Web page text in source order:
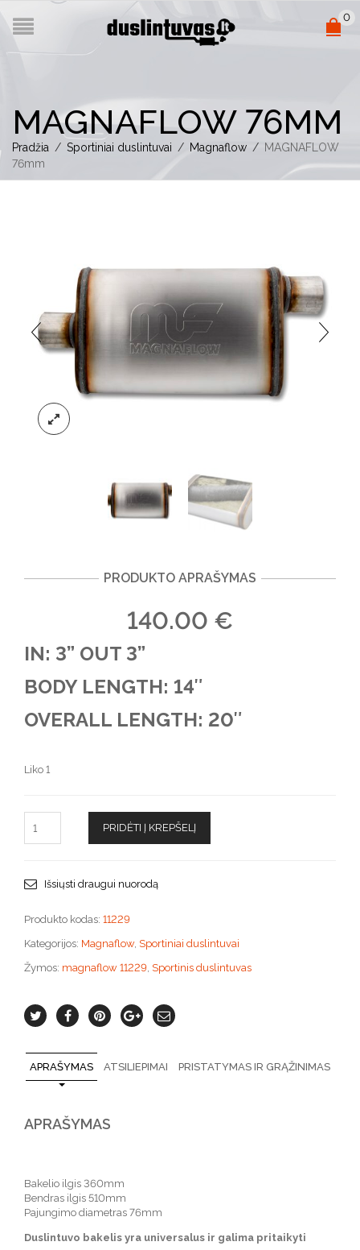
0
MAGNAFLOW 76MM
Pradžia / Sportiniai duslintuvai / Magnaflow / MAGNAFLOW
76mm
PRODUKTO APRAŠYMAS
140.00 €
IN: 3” OUT 3”
BODY LENGTH: 14″
OVERALL LENGTH: 20″
Liko 1
PRIDĖTI Į KREPŠELĮ
Išsiųsti draugui nuorodą
Produkto kodas: 11229
Kategorijos: Magnaflow, Sportiniai duslintuvai
Žymos: magnaflow 11229, Sportinis duslintuvas
APRAŠYMAS ATSILIEPIMAI PRISTATYMAS IR GRĄŽINIMAS
APRAŠYMAS
Bakelio ilgis 360mm
Bendras ilgis 510mm
Pajungimo diametras 76mm
Duslintuvo bakelis yra universalus ir galima pritaikyti